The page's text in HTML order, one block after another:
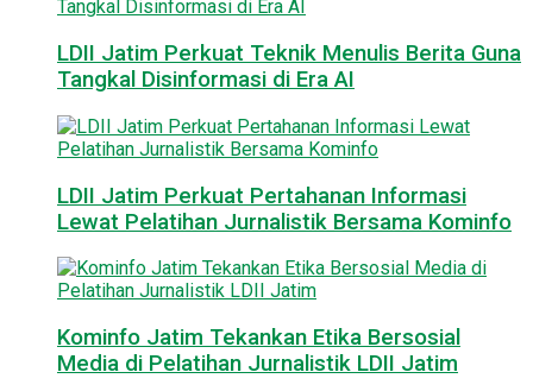
LDII Jatim Perkuat Teknik Menulis Berita Guna
Tangkal Disinformasi di Era AI
LDII Jatim Perkuat Pertahanan Informasi
Lewat Pelatihan Jurnalistik Bersama Kominfo
Kominfo Jatim Tekankan Etika Bersosial
Media di Pelatihan Jurnalistik LDII Jatim